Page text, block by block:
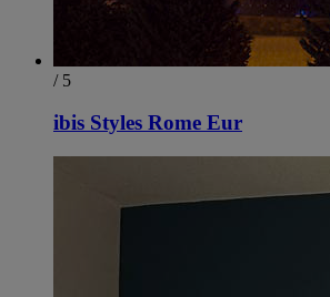
/ 5
ibis Styles Rome Eur